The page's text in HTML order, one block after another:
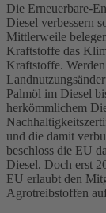
Die Erneuerbare-
Diesel verbessern
Mittlerweile
Kraftstoffe das
Kraftstoffe.
Palmöl im Diesel
herkömmlichem
und die damit
beschloss die EU
Diesel. Doch erst
EU erlaubt den
Agrotreibstoffen